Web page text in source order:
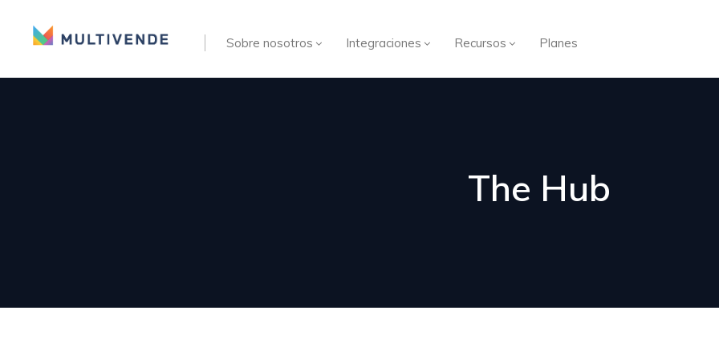
Sobre nosotros Integraciones Recursos Planes
The Hub